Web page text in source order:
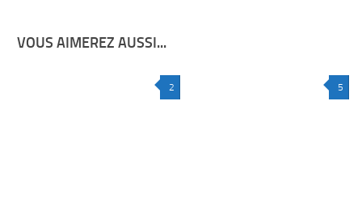
VOUS AIMEREZ AUSSI...
2 5